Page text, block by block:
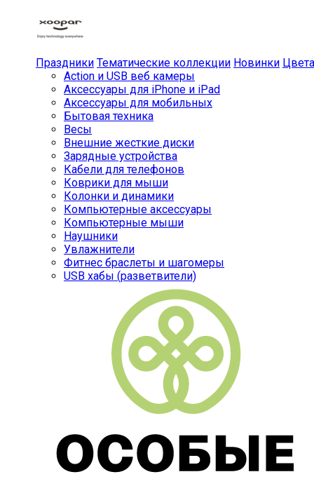
Праздники Тематические коллекции Новинки Цвета
Action и USB веб камеры
Аксессуары для iPhone и iPad
Аксессуары для мобильных
Бытовая техника
Весы
Внешние жесткие диски
Зарядные устройства
Кабели для телефонов
Коврики для мыши
Колонки и динамики
Компьютерные аксессуары
Компьютерные мыши
Наушники
Увлажнители
Фитнес браслеты и шагомеры
USB хабы (разветвители)